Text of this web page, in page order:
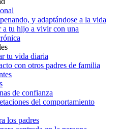
y adaptándose a la vida
a tu hijo a vivir con una
tu vida diaria
con otros padres de familia
de confianza
del comportamiento
los padres